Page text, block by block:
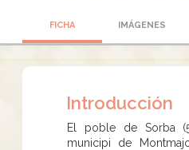
FICHA IMÁGENES
Introducción
El poble de Sorba
municipi de